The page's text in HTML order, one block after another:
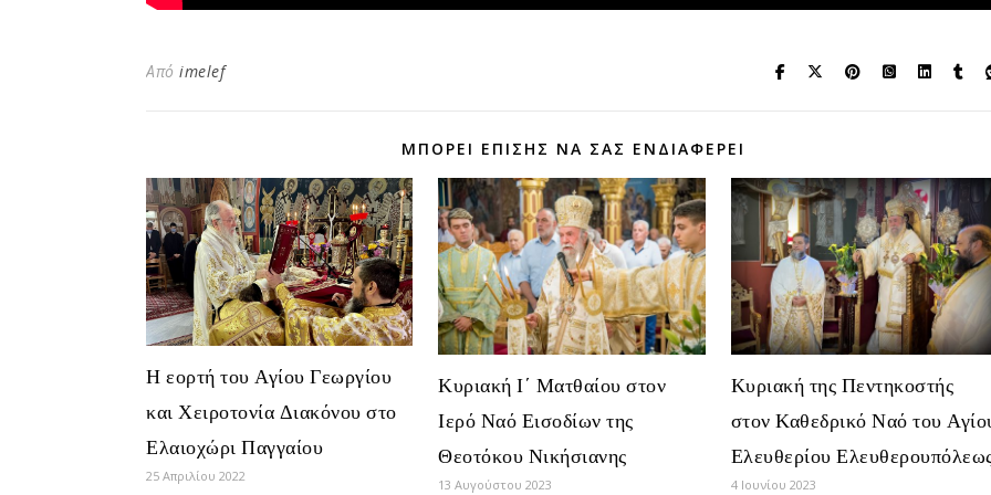
Από imelef
ΜΠΟΡΕΊ ΕΠΊΣΗΣ ΝΑ ΣΑΣ ΕΝΔΙΑΦΈΡΕΙ
Η εορτή του Αγίου Γεωργίου
και Χειροτονία Διακόνου στο
Ελαιοχώρι Παγγαίου
25 Απριλίου 2022
Κυριακή Ι΄ Ματθαίου στον
Ιερό Ναό Εισοδίων της
Θεοτόκου Νικήσιανης
13 Αυγούστου 2023
Κυριακή της Πεντηκοστής
στον Καθεδρικό Ναό του
Ελευθερίου
4 Ιουνίου 2023